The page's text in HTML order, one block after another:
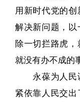
用新时代党的创
解决新问题，
除一切拦路虎，
就没有办不成的
永葆为人民
紧依靠人民交